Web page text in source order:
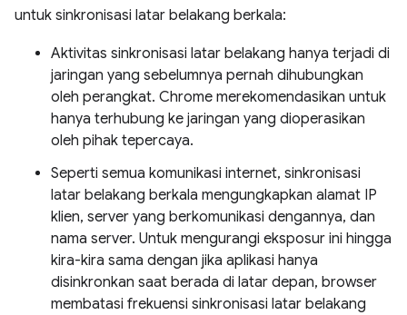
untuk sinkronisasi latar belakang berkala:
Aktivitas sinkronisasi latar belakang hanya terjadi di
jaringan yang sebelumnya pernah dihubungkan
oleh perangkat. Chrome merekomendasikan untuk
hanya terhubung ke jaringan yang dioperasikan
oleh pihak tepercaya.
Seperti semua komunikasi internet, sinkronisasi
latar belakang berkala mengungkapkan alamat IP
klien, server yang berkomunikasi dengannya, dan
nama server. Untuk mengurangi eksposur ini hingga
kira-kira sama dengan jika aplikasi hanya
disinkronkan saat berada di latar depan, browser
membatasi frekuensi sinkronisasi latar belakang